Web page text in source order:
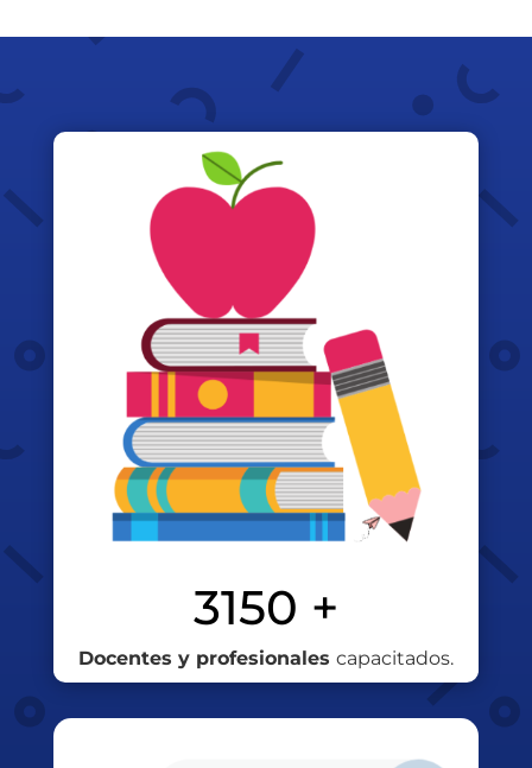
3150 +
Docentes y profesionales capacitados.